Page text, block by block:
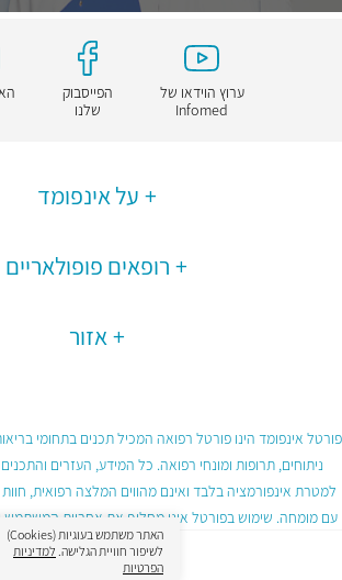
ערוץ הוידאו של
Infomed
הפייסבוק
שלנו
על אינפומד
רופאים פופולאריים
אזור
פורטל אינפומד הינו פורטל רפואה המכיל תכנים בתחומי
ניתוחים, תרופות ומונחי רפואה. כל המידע, העזרים
למטרת אינפורמציה בלבד ואינם מהווים המלצה רפואית,
עם מומחה. שימוש בפורטל אינו מחליף את אחריות המשתמש
גורם רפואי מוסמך ובכפוף לתנאי השימושהאתר משתמש בעוגיות (Cookies)
לשיפור חוויית הגלישה. למדיניות
הפרטיות